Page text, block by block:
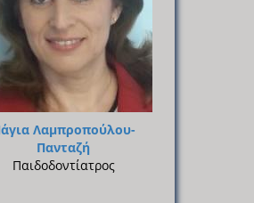
Λαμπροπούλου-
Πανταζή
Παιδοδοντίατρος